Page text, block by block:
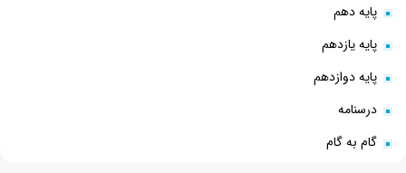
پایه دهم
پایه یازدهم
پایه دوازدهم
درسنامه
گام به گام